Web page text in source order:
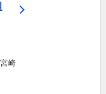
崎